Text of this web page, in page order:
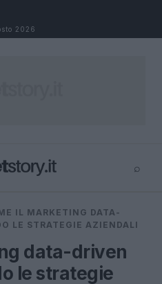
2026
⌕
⌕
IL MARKETING DATA-
LE STRATEGIE AZIENDALI
data-driven
le strategie